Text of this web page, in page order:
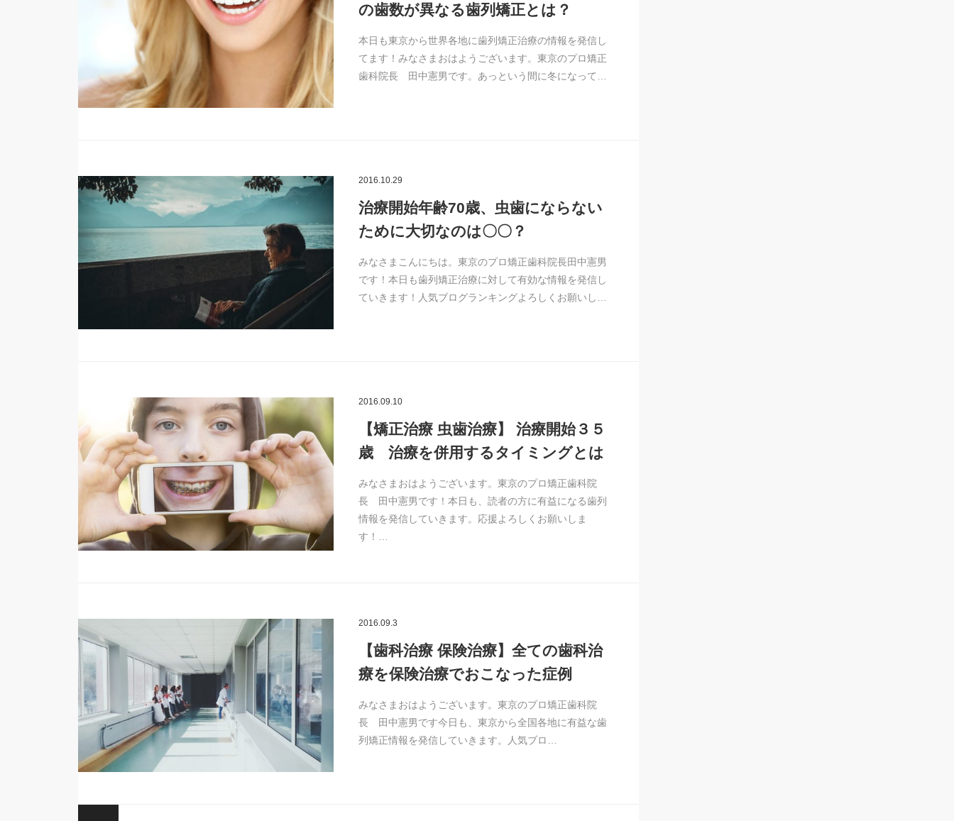
の歯数が異なる歯列矯正とは？
本日も東京から世界各地に歯列矯正治療の情報を発信し
てます！みなさまおはようございます。東京のプロ矯正
歯科院長 田中憲男です。あっという間に冬になって…
2016.10.29
治療開始年齢70歳、虫歯にならない
ために大切なのは〇〇？
みなさまこんにちは。東京のプロ矯正歯科院長田中憲男
です！本日も歯列矯正治療に対して有効な情報を発信し
ていきます！人気ブログランキングよろしくお願いし…
2016.09.10
【矯正治療 虫歯治療】 治療開始３５
歳 治療を併用するタイミングとは
みなさまおはようございます。東京のプロ矯正歯科院
長 田中憲男です！本日も、読者の方に有益になる歯列
情報を発信していきます。応援よろしくお願いしま
す！…
2016.09.3
【歯科治療 保険治療】全ての歯科治
療を保険治療でおこなった症例
みなさまおはようございます。東京のプロ矯正歯科院
長 田中憲男です今日も、東京から全国各地に有益な歯
列矯正情報を発信していきます。人気ブロ…